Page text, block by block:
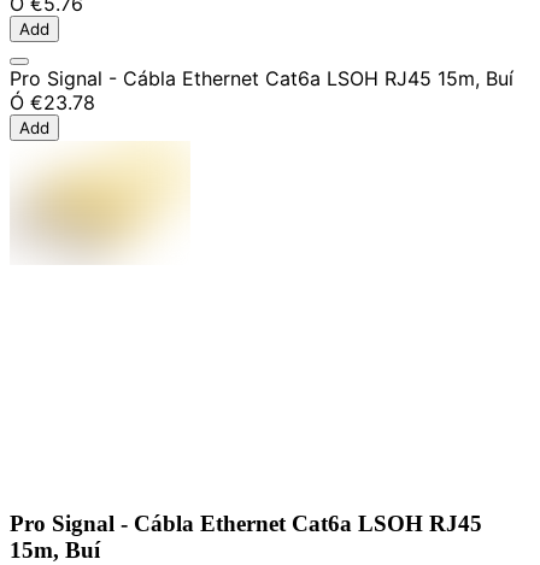
Add
Pro Signal - Cábla Ethernet Cat6a LSOH RJ45 15m, Buí
Ó €23.78
Add
Pro Signal - Cábla Ethernet Cat6a LSOH RJ45
15m, Buí